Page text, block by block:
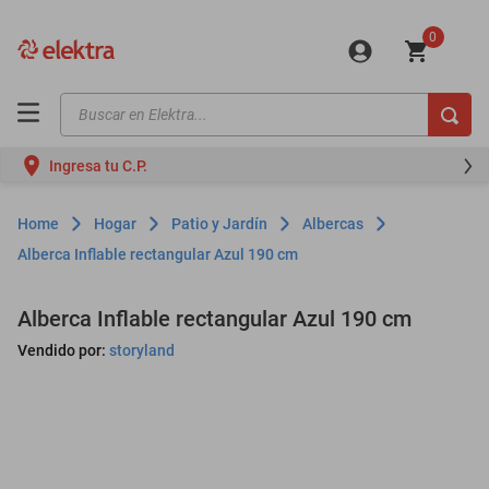
0
Buscar en Elektra...
Ingresa tu C.P.
Hogar Patio y Jardín
Albercas
Alberca Inflable rectangular Azul 190 cm
Alberca Inflable rectangular Azul 190 cm
Vendido por: storyland
motos
moto
celulares
refrigeradores